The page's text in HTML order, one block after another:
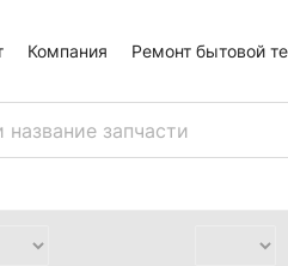
Компания Ремонт бытовой